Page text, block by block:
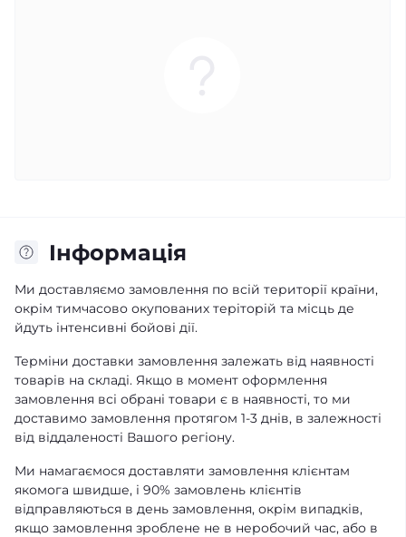
Iнформація
Ми доставляємо замовлення по всій території країни,
окрім тимчасово окупованих теріторій та місць де
йдуть інтенсивні бойові дії.
Терміни доставки замовлення залежать від наявності
товарів на складі. Якщо в момент оформлення
замовлення всі обрані товари є в наявності, то ми
доставимо замовлення протягом 1-3 днів, в залежності
від віддаленості Вашого регіону.
Ми намагаємося доставляти замовлення клієнтам
якомога швидше, і 90% замовлень клієнтів
відправляються в день замовлення, окрім випадків,
якщо замовлення зроблене не в неробочий час, або в